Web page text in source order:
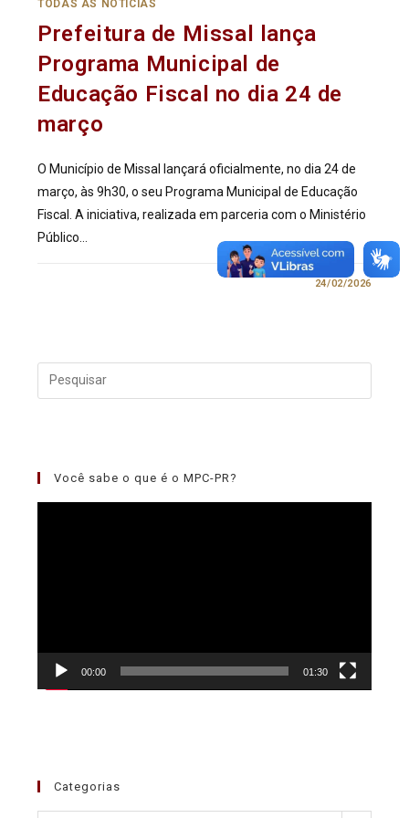
TODAS AS NOTÍCIAS
Prefeitura de Missal lança
Programa Municipal de
Educação Fiscal no dia 24 de
março
O Município de Missal lançará oficialmente, no dia 24 de
março, às 9h30, o seu Programa Municipal de Educação
Fiscal. A iniciativa, realizada em parceria com o Ministério
Público…
24/02/2026
Você sabe o que é o MPC-PR?
00:00 01:30
Categorias